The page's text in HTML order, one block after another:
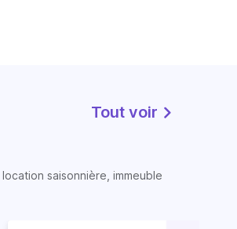
Tout voir
saisonnière, immeuble